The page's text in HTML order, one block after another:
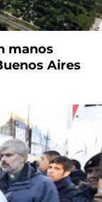
manos
Aires